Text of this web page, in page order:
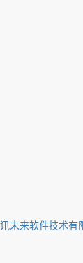
未来软件技术有